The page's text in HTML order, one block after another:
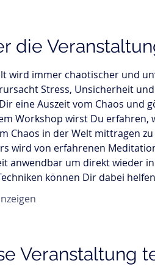
die
wird immer chaotischer und
Stress, Unsicherheit
eine Auszeit vom Chaos und
Workshop wirst Du erfahren,
Chaos in der Welt mittragen zu
wird von erfahrenen
anwendbar um direkt wieder
können Dir dabei
Veranstaltung